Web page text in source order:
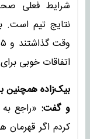
شرایط فعلی
نتایج تیم است.
اتفاقات خوبی
بیک‌زاده همچنین
و گفت: «راجع
کردم اگر